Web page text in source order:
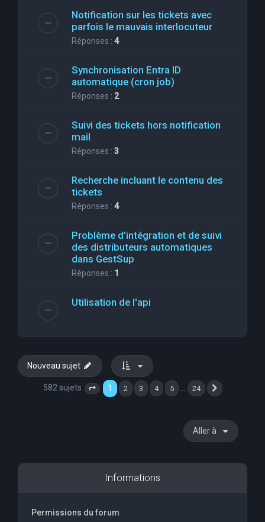
Notification sur les tickets avec
parfois le mauvais interlocuteur
Réponses : 4
Synchronisation Entra ID
automatique (cron job)
Réponses : 2
Suivi des tickets hors notification
mail
Réponses : 3
Recherche incluant le contenu des
tickets
Réponses : 4
Problème d’intégration et de suivi
des distributeurs automatiques
dans GestSup
Réponses : 1
Utilisation de l'api
Nouveau sujet
582 sujets Page 1 sur 24
1 2 3 4 5 … 24
Aller à
Informations
Permissions du forum